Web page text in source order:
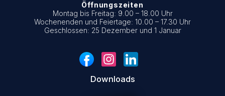
Öffnungszeiten
Montag bis Freitag: 9.00 – 18.00 Uhr
Wochenenden und Feiertage: 10.00 – 17.30 Uhr
Geschlossen: 25 Dezember und 1 Januar
Downloads